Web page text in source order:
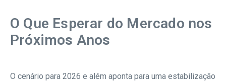
O Que Esperar do Mercado nos
Próximos Anos
O cenário para 2026 e além aponta para uma estabilização